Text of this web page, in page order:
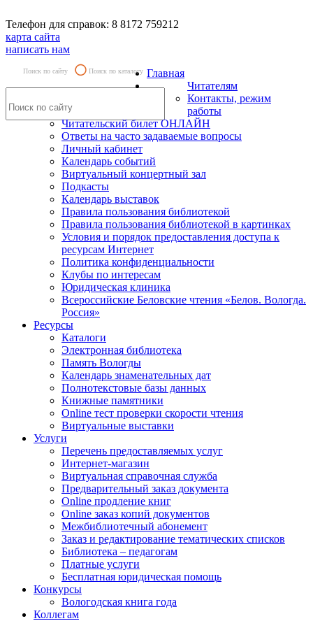
Телефон для справок: 8 8172 759212
карта сайта
написать нам
Поиск по сайту Поиск по каталогу Главная
Читателям
Контакты, режим
работы
Читательский билет ОНЛАЙН
Ответы на часто задаваемые вопросы
Личный кабинет
Календарь событий
Виртуальный концертный зал
Подкасты
Календарь выставок
Правила пользования библиотекой
Правила пользования библиотекой в картинках
Условия и порядок предоставления доступа к
ресурсам Интернет
Политика конфиденциальности
Клубы по интересам
Юридическая клиника
Всероссийские Беловские чтения «Белов. Вологда.
Россия»
Ресурсы
Каталоги
Электронная библиотека
Память Вологды
Календарь знаменательных дат
Полнотекстовые базы данных
Книжные памятники
Online тест проверки скорости чтения
Виртуальные выставки
Услуги
Перечень предоставляемых услуг
Интернет-магазин
Виртуальная справочная служба
Предварительный заказ документа
Online продление книг
Online заказ копий документов
Межбиблиотечный абонемент
Заказ и редактирование тематических списков
Библиотека – педагогам
Платные услуги
Бесплатная юридическая помощь
Конкурсы
Вологодская книга года
Коллегам